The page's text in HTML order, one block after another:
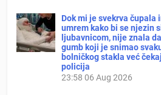
Dok mi je svekrva čupala
umrem kako bi se njezin
ljubavnicom, nije znala
gumb koji je snimao
bolničkog stakla već
policija
23:58 06 Aug 2026